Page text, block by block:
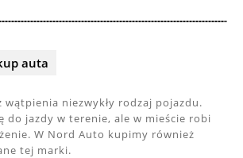
auta
wątpienia niezwykły rodzaj pojazdu.
do jazdy w terenie, ale w mieście robi
W Nord Auto kupimy również
tej marki.